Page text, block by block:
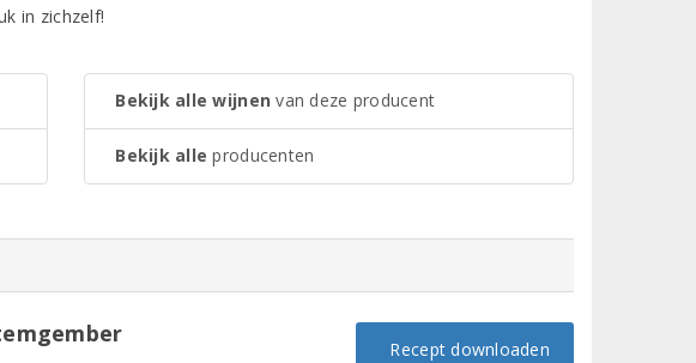
in zichzelf!
Bekijk alle wijnen van deze producent
Bekijk alle producenten
Recept downloaden